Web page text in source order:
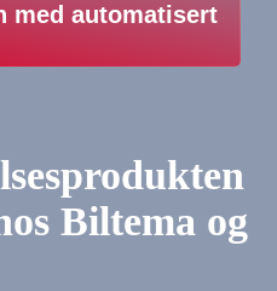
med automatisert
Biltema og